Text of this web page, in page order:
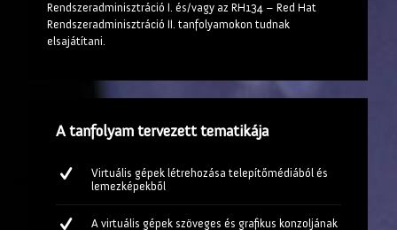
Rendszeradminisztráció I. és/vagy az RH134 – Red Hat
Rendszeradminisztráció II. tanfolyamokon tudnak
elsajátítani.
A tanfolyam tervezett tematikája
Virtuális gépek létrehozása telepítőmédiából és
lemezképekből
A virtuális gépek szöveges és grafikus konzoljának